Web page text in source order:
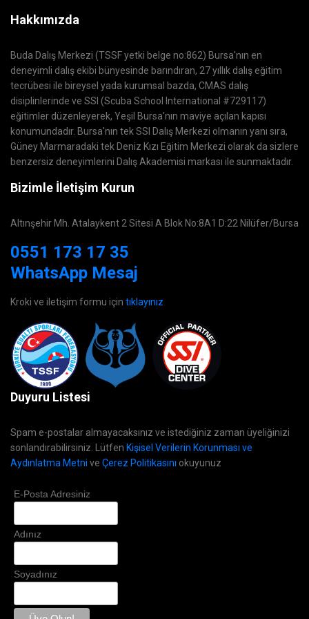
Hakkımızda
Buda Dalış Merkezi (TSSF yetki belge no:862) Bursa'nın en
deneyimli dalış ekibi bünyesinde barındıran, 27 yıllık dalış eğitim
tecrübesi ile bireysel yada kurumsal bazda, CMAS dalış
disiplinlerinde ve SSI (Scuba School International #729117)
eğitimler düzenleyerek, Yeşil Bursa'nın maviye açılan kapısı
konumundadır. Bursa'nın tek SSI Dalış Merkezi olmanın yanı sıra,
Güney Marmaradaki tek Deniz Kızı Eğitim Merkezi olarak da sizlere
benzersiz deneyimlerini Dalış Akademisi markası ile sunmaktadır.
Bizimle İletişim Kurun
Altınşehir Mh. Atalaykent 2 Sitesi A Blok No:8A1 D:22 Nilüfer/Bursa
0551 173 17 35
WhatsApp Mesaj
Kroki ve iletişim formu için tıklayınız
Duyuru Listesi
Spam e-postalar almayacaksınız ve istediğiniz zaman üyeliğinizi
sonlandırabilirsiniz. Lütfen Kişisel Verilerin Korunması ve
Aydınlatma Metni ve Çerez Politikasını okuyunuz
E-Posta Adresiniz
Adınız
Soyadınız